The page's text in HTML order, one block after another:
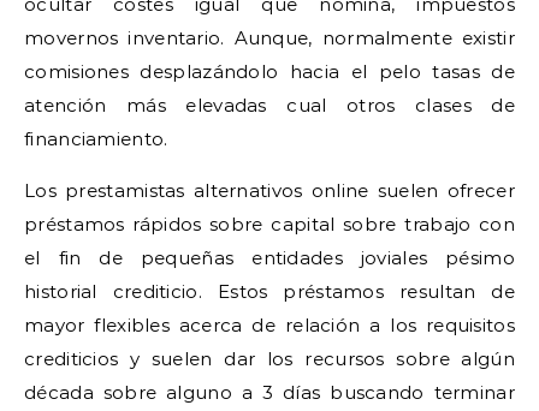
movernos inventario. Aunque, normalmente existir
comisiones desplazándolo hacia el pelo tasas de
atención más elevadas cual otros clases de
financiamiento.
Los prestamistas alternativos online suelen ofrecer
préstamos rápidos sobre capital sobre trabajo con
el fin de pequeñas entidades joviales pésimo
historial crediticio. Estos préstamos resultan de
mayor flexibles acerca de relación a los requisitos
crediticios y suelen dar los recursos sobre algún
década sobre alguno a 3 días buscando terminar